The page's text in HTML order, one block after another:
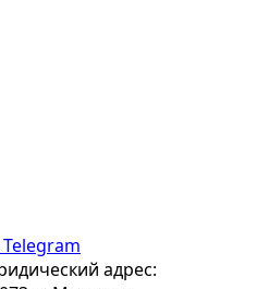
адрес: